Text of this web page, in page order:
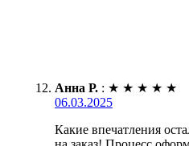
Анна Р. : ★ ★ ★ ★ ★
06.03.2025
Какие впечатления